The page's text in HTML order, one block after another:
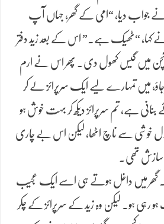
نے جواب دیا، “امی کے گھر، جہاں آپ
نے کہا، “ٹھیک ہے۔” اس کے بعد زید دفتر
کر کچن میں گیس کھول دی۔ پھر اس نے ارم
جاؤ، میں تمہارے لیے ایک سرپرائز لے کر
ہے، تم سرپرائز دیکھ کر بہت خوش ہو
دل خوشی سے ناچ اٹھا، لیکن اس بے چاری
کی سازش تھی۔
گھر میں داخل ہوتے ہی اسے ایک عجیب
رہی ہو۔ لیکن وہ زید کے سرپرائز کے چکر